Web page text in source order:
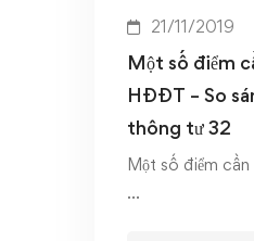
21/11/2019
Một số điểm
HĐĐT – So
thông tư 32
Một số điểm
…